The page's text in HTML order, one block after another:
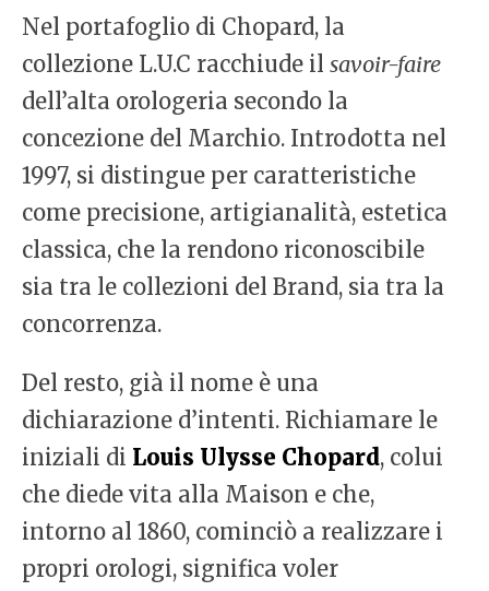
Nel portafoglio di Chopard, la
collezione L.U.C racchiude il savoir-faire
dell’alta orologeria secondo la
concezione del Marchio. Introdotta nel
1997, si distingue per caratteristiche
come precisione, artigianalità, estetica
classica, che la rendono riconoscibile
sia tra le collezioni del Brand, sia tra la
concorrenza.
Del resto, già il nome è una
dichiarazione d’intenti. Richiamare le
iniziali di Louis Ulysse Chopard, colui
che diede vita alla Maison e che,
intorno al 1860, cominciò a realizzare i
propri orologi, significa voler